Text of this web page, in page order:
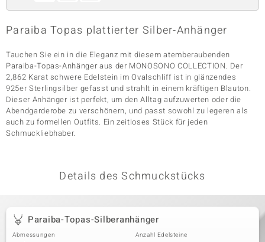
Classics
Paraiba Topas plattierter Silber-Anhänger
Tauchen Sie ein in die Eleganz mit diesem atemberaubenden
Paraiba-Topas-Anhänger aus der MONOSONO COLLECTION. Der
2,862 Karat schwere Edelstein im Ovalschliff ist in glänzendes
925er Sterlingsilber gefasst und strahlt in einem kräftigen Blauton.
Dieser Anhänger ist perfekt, um den Alltag aufzuwerten oder die
Abendgarderobe zu verschönern, und passt sowohl zu legeren als
auch zu formellen Outfits. Ein zeitloses Stück für jeden
Schmuckliebhaber.
Details des Schmuckstücks
Paraiba-Topas-Silberanhänger
Abmessungen Anzahl Edelsteine